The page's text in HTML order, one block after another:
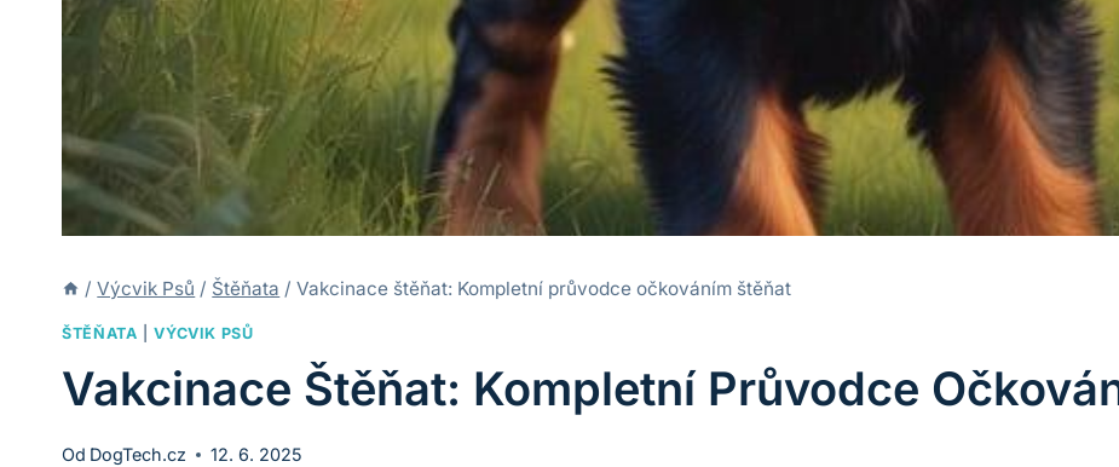
/ Výcvik Psů / Štěňata / Vakcinace štěňat: Kompletní průvodce očkováním štěňat
ŠTĚŇATA |VÝCVIK PSŮ
Vakcinace Štěňat: Kompletní Průvodce
Od DogTech.cz 12. 6. 2025